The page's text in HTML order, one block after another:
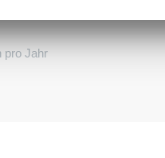
pro Jahr